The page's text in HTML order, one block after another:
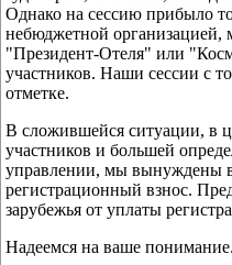
Однако на сессию прибыло
небюджетной организацией,
"Президент-Отеля" или
участников. Наши сессии с
отметке.
В сложившейся ситуации, в
участников и большей
управлении, мы вынуждены
регистрационный взнос.
зарубежья от уплаты
Надеемся на ваше понимание.